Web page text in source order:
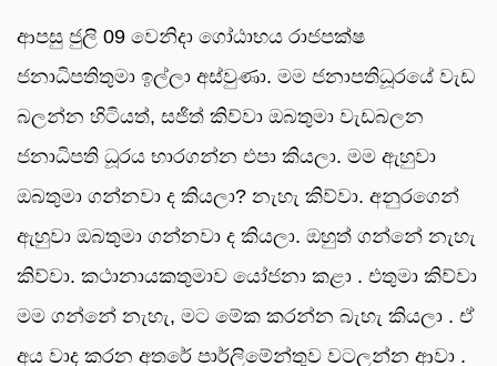
ආපසු ජුලි 09 වෙනිදා ගෝඨාභය රාජපක්ෂ
ජනාධිපතිතුමා ඉල්ලා අස්වු‍ණා. මම ජනාපතිධූරයේ වැඩ
බලන්න හිටියත්, සජිත් කිව්වා ඔබතුමා වැඩබලන
ජනාධිපති ධූරය භාරගන්න එපා කියලා. මම ඇහුවා
ඔබතුමා ගන්නවා ද කියලා? නැහැ කිව්වා. අනුරගෙන්
ඇහුවා ඔබතුමා ගන්නවා ද කියලා. ඔහුත් ගන්නේ නැහැ
කිව්වා. කථානායකතුමාව යෝජනා කළා . එතුමා කිව්වා
මම ගන්නේ නැහැ, මට මේක කරන්න බැහැ කියලා . ඒ
අය වාද කරන අතරේ පාර්ලිමේන්තුව වටලන්න ආවා .